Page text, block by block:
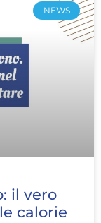
NEWS
il vero
calorie